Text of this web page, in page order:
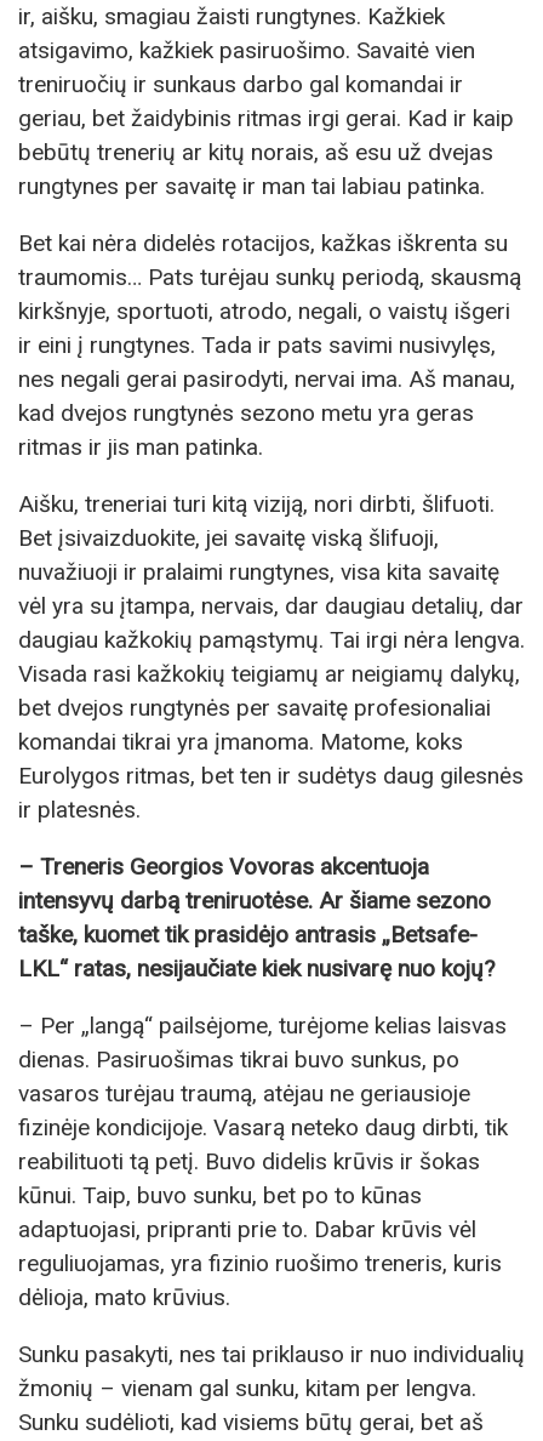
ir, aišku, smagiau žaisti rungtynes. Kažkiek
atsigavimo, kažkiek pasiruošimo. Savaitė vien
treniruočių ir sunkaus darbo gal komandai ir
geriau, bet žaidybinis ritmas irgi gerai. Kad ir kaip
bebūtų trenerių ar kitų norais, aš esu už dvejas
rungtynes per savaitę ir man tai labiau patinka.
Bet kai nėra didelės rotacijos, kažkas iškrenta su
traumomis… Pats turėjau sunkų periodą, skausmą
kirkšnyje, sportuoti, atrodo, negali, o vaistų išgeri
ir eini į rungtynes. Tada ir pats savimi nusivylęs,
nes negali gerai pasirodyti, nervai ima. Aš manau,
kad dvejos rungtynės sezono metu yra geras
ritmas ir jis man patinka.
Aišku, treneriai turi kitą viziją, nori dirbti, šlifuoti.
Bet įsivaizduokite, jei savaitę viską šlifuoji,
nuvažiuoji ir pralaimi rungtynes, visa kita savaitę
vėl yra su įtampa, nervais, dar daugiau detalių, dar
daugiau kažkokių pamąstymų. Tai irgi nėra lengva.
Visada rasi kažkokių teigiamų ar neigiamų dalykų,
bet dvejos rungtynės per savaitę profesionaliai
komandai tikrai yra įmanoma. Matome, koks
Eurolygos ritmas, bet ten ir sudėtys daug gilesnės
ir platesnės.
– Treneris Georgios Vovoras akcentuoja
intensyvų darbą treniruotėse. Ar šiame sezono
taške, kuomet tik prasidėjo antrasis „Betsafe-
LKL“ ratas, nesijaučiate kiek nusivarę nuo kojų?
– Per „langą“ pailsėjome, turėjome kelias laisvas
dienas. Pasiruošimas tikrai buvo sunkus, po
vasaros turėjau traumą, atėjau ne geriausioje
fizinėje kondicijoje. Vasarą neteko daug dirbti, tik
reabilituoti tą petį. Buvo didelis krūvis ir šokas
kūnui. Taip, buvo sunku, bet po to kūnas
adaptuojasi, pripranti prie to. Dabar krūvis vėl
reguliuojamas, yra fizinio ruošimo treneris, kuris
dėlioja, mato krūvius.
Sunku pasakyti, nes tai priklauso ir nuo individualių
žmonių – vienam gal sunku, kitam per lengva.
Sunku sudėlioti, kad visiems būtų gerai, bet aš